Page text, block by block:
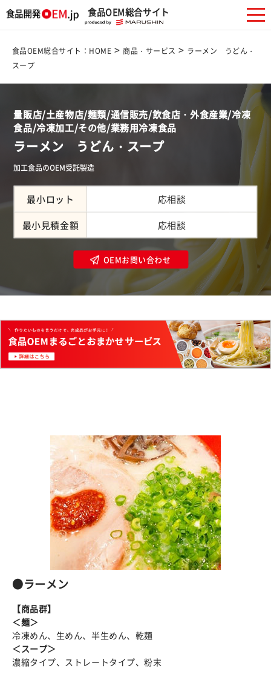
食品OEM総合サイト
食品OEM総合サイト：HOME > 商品・サービス > ラーメン うどん・
スープ
量販店/土産物店/麺類/通信販売/飲食店・外食産業/冷凍
食品/冷凍加工/その他/業務用冷凍食品
ラーメン うどん・スープ
加工食品のOEM受託製造
最小ロット
応相談
最小見積金額
応相談
OEMお問い合わせ
●ラーメン
【商品群】
＜麺＞
冷凍めん、生めん、半生めん、乾麺
＜スープ＞
濃縮タイプ、ストレートタイプ、粉末